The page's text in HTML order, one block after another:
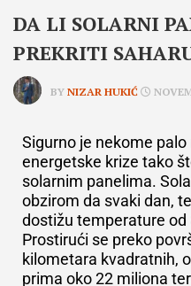
DA LI SOLARNI
PREKRITI
BY NIZAR HUKIĆ
Sigurno je nekome
energetske krize tako
solarnim panelima.
obzirom da svaki dan,
dostižu temperature od
Prostirući se preko
kilometara kvadratnih,
prima oko 22 miliona